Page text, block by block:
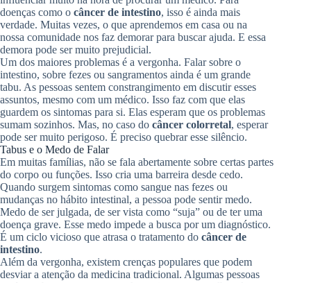
doenças como o câncer de intestino, isso é ainda mais
verdade. Muitas vezes, o que aprendemos em casa ou na
nossa comunidade nos faz demorar para buscar ajuda. E essa
demora pode ser muito prejudicial.
Um dos maiores problemas é a vergonha. Falar sobre o
intestino, sobre fezes ou sangramentos ainda é um grande
tabu. As pessoas sentem constrangimento em discutir esses
assuntos, mesmo com um médico. Isso faz com que elas
guardem os sintomas para si. Elas esperam que os problemas
sumam sozinhos. Mas, no caso do câncer colorretal, esperar
pode ser muito perigoso. É preciso quebrar esse silêncio.
Tabus e o Medo de Falar
Em muitas famílias, não se fala abertamente sobre certas partes
do corpo ou funções. Isso cria uma barreira desde cedo.
Quando surgem sintomas como sangue nas fezes ou
mudanças no hábito intestinal, a pessoa pode sentir medo.
Medo de ser julgada, de ser vista como “suja” ou de ter uma
doença grave. Esse medo impede a busca por um diagnóstico.
É um ciclo vicioso que atrasa o tratamento do câncer de
intestino.
Além da vergonha, existem crenças populares que podem
desviar a atenção da medicina tradicional. Algumas pessoas